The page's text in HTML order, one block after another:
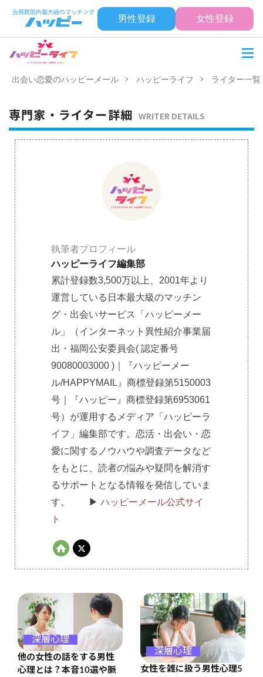
男性登録 女性登録
出会い恋愛のハッピーメール ハッピーライフ ライター一覧
専門家・ライター詳細 WRITER DETAILS
執筆者プロフィール
ハッピーライフ編集部
累計登録数3,500万以上、2001年より
運営している日本最大級のマッチン
グ・出会いサービス「ハッピーメー
ル」（インターネット異性紹介事業届
出・福岡公安委員会( 認定番号
90080003000 )｜『ハッピーメー
ル/HAPPYMAIL』商標登録第5150003
号｜『ハッピー』商標登録第6953061
号）が運用するメディア「ハッピーラ
イフ」編集部です。恋活・出会い・恋
愛に関するノウハウや調査データなど
をもとに、読者の悩みや疑問を解消す
るサポートとなる情報を発信していま
す。 ▶︎ ハッピーメール公式サイ
ト
深層心理
他の女性の話をする男性
心理とは？本音10選や脈
深層心理
女性を雑に扱う男性心理5